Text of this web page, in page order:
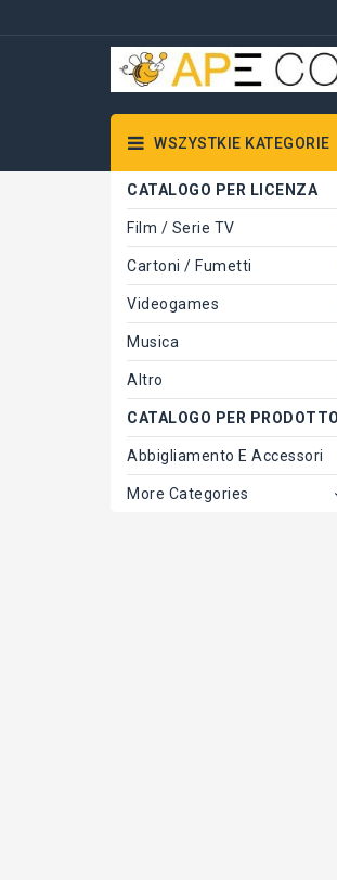
WSZYSTKIE KATEGORIE
CATALOGO PER LICENZA
Film / Serie TV
Cartoni / Fumetti
Videogames
Musica
Altro
CATALOGO PER PRODOTTO
Abbigliamento E Accessori
More Categories